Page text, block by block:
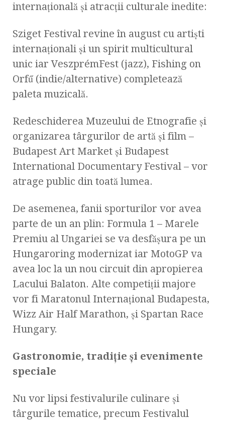
internațională și atracții culturale inedite:
Sziget Festival revine în august cu artiști
internaționali și un spirit multicultural
unic iar VeszprémFest (jazz), Fishing on
Orfű (indie/alternative) completează
paleta muzicală.
Redeschiderea Muzeului de Etnografie și
organizarea târgurilor de artă și film –
Budapest Art Market și Budapest
International Documentary Festival – vor
atrage public din toată lumea.
De asemenea, fanii sporturilor vor avea
parte de un an plin: Formula 1 – Marele
Premiu al Ungariei se va desfășura pe un
Hungaroring modernizat iar MotoGP va
avea loc la un nou circuit din apropierea
Lacului Balaton. Alte competiții majore
vor fi Maratonul Internațional Budapesta,
Wizz Air Half Marathon, și Spartan Race
Hungary.
Gastronomie, tradiție și evenimente
speciale
Nu vor lipsi festivalurile culinare și
târgurile tematice, precum Festivalul